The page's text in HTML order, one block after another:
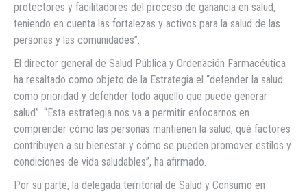
protectores y facilitadores del proceso de ganancia en salud,
teniendo en cuenta las fortalezas y activos para la salud de las
personas y las comunidades”.
El director general de Salud Pública y Ordenación Farmacéutica
ha resaltado como objeto de la Estrategia el “defender la salud
como prioridad y defender todo aquello que puede generar
salud”. “Esta estrategia nos va a permitir enfocarnos en
comprender cómo las personas mantienen la salud, qué factores
contribuyen a su bienestar y cómo se pueden promover estilos y
condiciones de vida saludables”, ha afirmado.
Por su parte, la delegada territorial de Salud y Consumo en